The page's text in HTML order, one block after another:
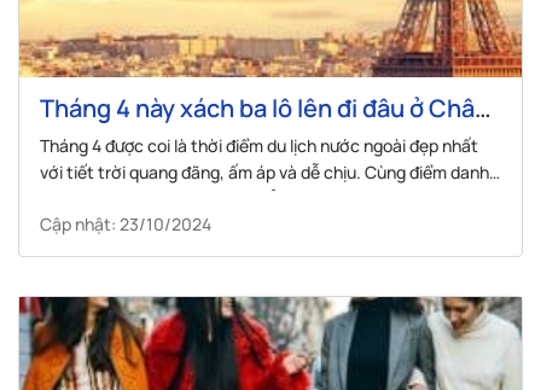
Tháng 4 này xách ba lô lên đi đâu ở Châu
Âu?
Tháng 4 được coi là thời điểm du lịch nước ngoài đẹp nhất
với tiết trời quang đãng, ấm áp và dễ chịu. Cùng điểm danh
những địa điểm du lịch ở châu Âu bạn nên ghé vào tháng 4
này nhé!
Cập nhật: 23/10/2024